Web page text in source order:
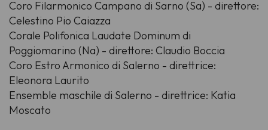
Coro Filarmonico Campano di Sarno (Sa) - direttore:
Celestino Pio Caiazza
Corale Polifonica Laudate Dominum di
Poggiomarino (Na) - direttore: Claudio Boccia
Coro Estro Armonico di Salerno - direttrice:
Eleonora Laurito
Ensemble maschile di Salerno - direttrice: Katia
Moscato